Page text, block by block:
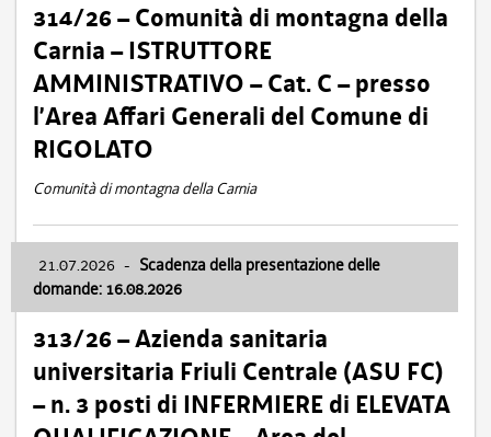
314/26 – Comunità di montagna della
Carnia – ISTRUTTORE
AMMINISTRATIVO – Cat. C – presso
l’Area Affari Generali del Comune di
RIGOLATO
Comunità di montagna della Carnia
21.07.2026 - Scadenza della presentazione delle
domande: 16.08.2026
313/26 – Azienda sanitaria
universitaria Friuli Centrale (ASU FC)
– n. 3 posti di INFERMIERE di ELEVATA